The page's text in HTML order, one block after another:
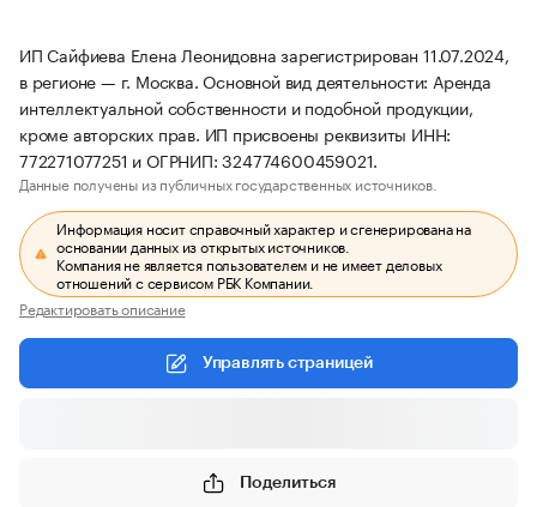
ИП Сайфиева Елена Леонидовна зарегистрирован 11.07.2024,
в регионе — г. Москва. Основной вид деятельности: Аренда
интеллектуальной собственности и подобной продукции,
кроме авторских прав. ИП присвоены реквизиты ИНН:
772271077251 и ОГРНИП: 324774600459021.
Данные получены из публичных государственных источников.
Информация носит справочный характер и сгенерирована на
основании данных из открытых источников.
Компания не является пользователем и не имеет деловых
отношений с сервисом РБК Компании.
Редактировать описание
Управлять страницей
Поделиться